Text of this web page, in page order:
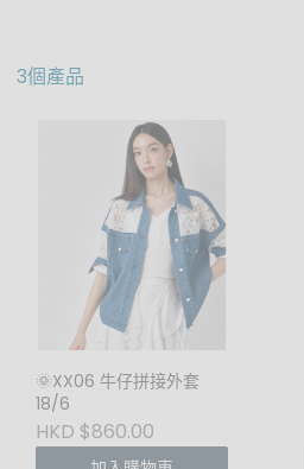
3個產品
🌞XX06 牛仔拼接外套
18/6
HKD $860.00